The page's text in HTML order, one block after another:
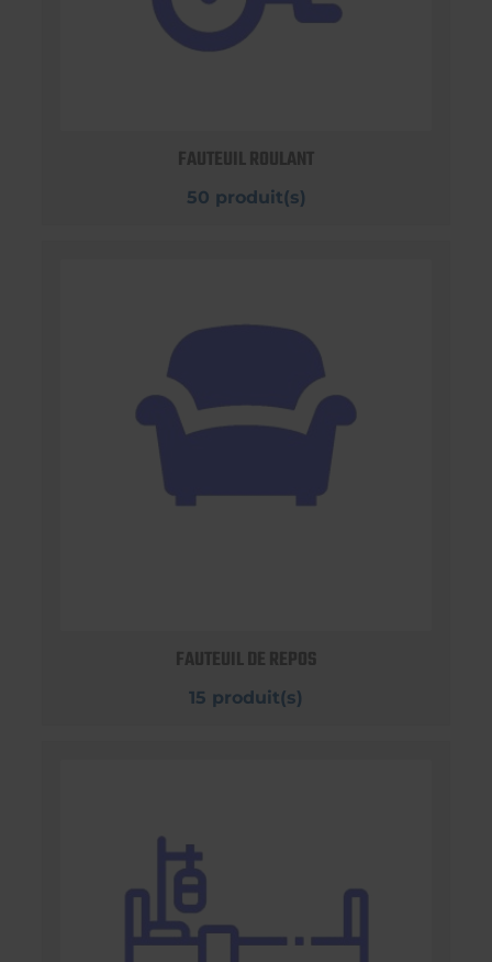
FAUTEUIL ROULANT
50 produit(s)
FAUTEUIL DE REPOS
15 produit(s)